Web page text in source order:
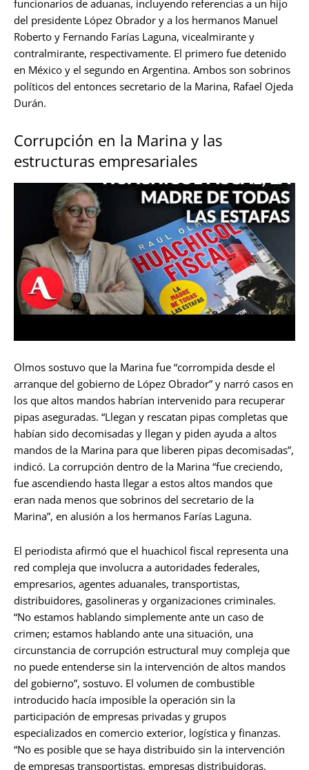
funcionarios de aduanas, incluyendo referencias a un hijo
del presidente López Obrador y a los hermanos Manuel
Roberto y Fernando Farías Laguna, vicealmirante y
contralmirante, respectivamente. El primero fue detenido
en México y el segundo en Argentina. Ambos son sobrinos
políticos del entonces secretario de la Marina, Rafael Ojeda
Durán.
Corrupción en la Marina y las
estructuras empresariales
Olmos sostuvo que la Marina fue “corrompida desde el
arranque del gobierno de López Obrador” y narró casos en
los que altos mandos habrían intervenido para recuperar
pipas aseguradas. “Llegan y rescatan pipas completas que
habían sido decomisadas y llegan y piden ayuda a altos
mandos de la Marina para que liberen pipas decomisadas”,
indicó. La corrupción dentro de la Marina “fue creciendo,
fue ascendiendo hasta llegar a estos altos mandos que
eran nada menos que sobrinos del secretario de la
Marina”, en alusión a los hermanos Farías Laguna.
El periodista afirmó que el huachicol fiscal representa una
red compleja que involucra a autoridades federales,
empresarios, agentes aduanales, transportistas,
distribuidores, gasolineras y organizaciones criminales.
“No estamos hablando simplemente ante un caso de
crimen; estamos hablando ante una situación, una
circunstancia de corrupción estructural muy compleja que
no puede entenderse sin la intervención de altos mandos
del gobierno”, sostuvo. El volumen de combustible
introducido hacía imposible la operación sin la
participación de empresas privadas y grupos
especializados en comercio exterior, logística y finanzas.
“No es posible que se haya distribuido sin la intervención
de empresas transportistas, empresas distribuidoras,